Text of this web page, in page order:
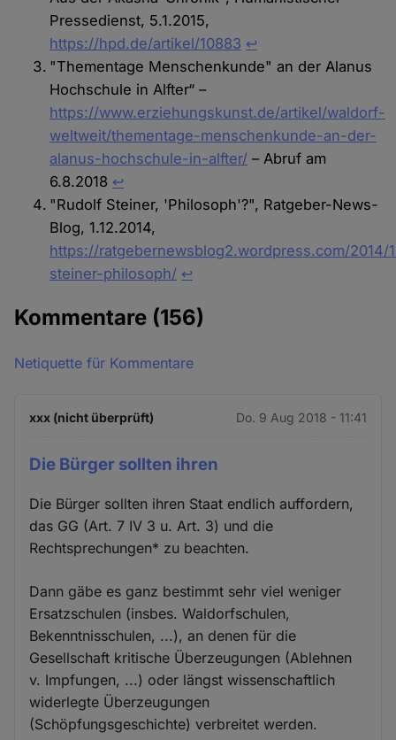
Pressedienst, 5.1.2015,
https://hpd.de/artikel/10883 ↩︎
"Thementage Menschenkunde" an der Alanus
Hochschule in Alfter“ –
https://www.erziehungskunst.de/artikel/waldorf-
weltweit/thementage-menschenkunde-an-der-
alanus-hochschule-in-alfter/ – Abruf am
6.8.2018 ↩︎
"Rudolf Steiner, 'Philosoph'?", Ratgeber-News-
Blog, 1.12.2014,
https://ratgebernewsblog2.wordpress.com/2014/
steiner-philosoph/ ↩︎
Kommentare (156)
Netiquette für Kommentare
xxx (nicht überprüft) Do. 9 Aug 2018 - 11:41
Die Bürger sollten ihren
Die Bürger sollten ihren Staat endlich auffordern,
das GG (Art. 7 IV 3 u. Art. 3) und die
Rechtsprechungen* zu beachten.
Dann gäbe es ganz bestimmt sehr viel weniger
Ersatzschulen (insbes. Waldorfschulen,
Bekenntnisschulen, ...), an denen für die
Gesellschaft kritische Überzeugungen (Ablehnen
v. Impfungen, ...) oder längst wissenschaftlich
widerlegte Überzeugungen
(Schöpfungsgeschichte) verbreitet werden.